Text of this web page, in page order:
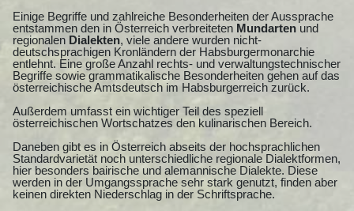
Einige Begriffe und zahlreiche Besonderheiten der Aussprache
entstammen den in Österreich verbreiteten Mundarten und
regionalen Dialekten, viele andere wurden nicht-
deutschsprachigen Kronländern der Habsburgermonarchie
entlehnt. Eine große Anzahl rechts- und verwaltungstechnischer
Begriffe sowie grammatikalische Besonderheiten gehen auf das
österreichische Amtsdeutsch im Habsburgerreich zurück.
Außerdem umfasst ein wichtiger Teil des speziell
österreichischen Wortschatzes den kulinarischen Bereich.
Daneben gibt es in Österreich abseits der hochsprachlichen
Standardvarietät noch unterschiedliche regionale Dialektformen,
hier besonders bairische und alemannische Dialekte. Diese
werden in der Umgangssprache sehr stark genutzt, finden aber
keinen direkten Niederschlag in der Schriftsprache.